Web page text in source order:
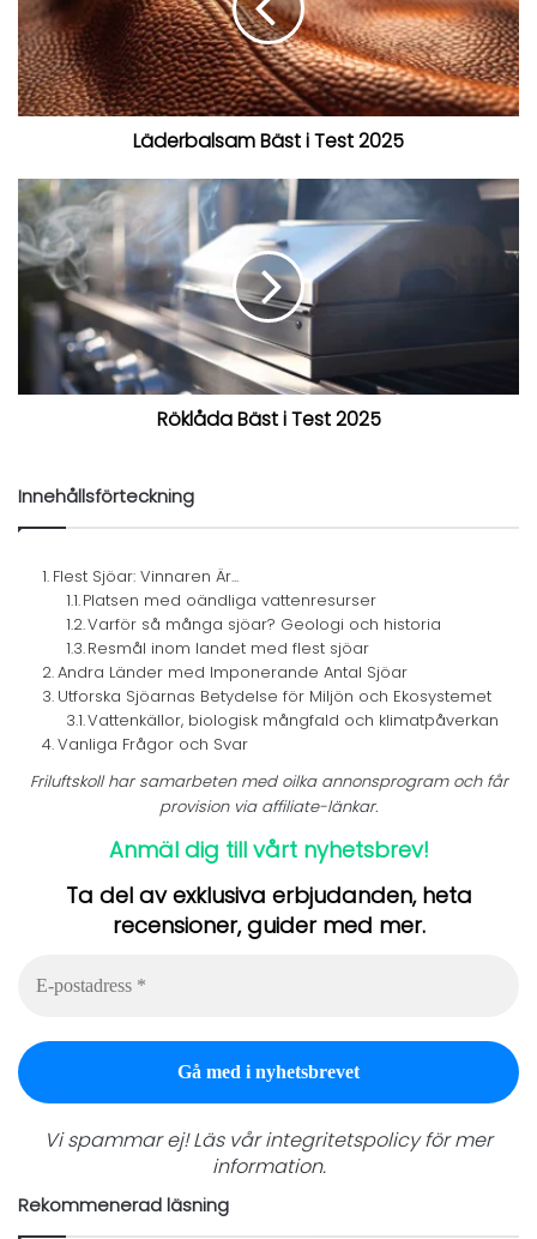
Läderbalsam Bäst i Test 2025
Röklåda Bäst i Test 2025
Innehållsförteckning
Flest Sjöar: Vinnaren Är...
Platsen med oändliga vattenresurser
Varför så många sjöar? Geologi och historia
Resmål inom landet med flest sjöar
Andra Länder med Imponerande Antal Sjöar
Utforska Sjöarnas Betydelse för Miljön och Ekosystemet
Vattenkällor, biologisk mångfald och klimatpåverkan
Vanliga Frågor och Svar
Friluftskoll har samarbeten med oilka annonsprogram och får
provision via affiliate-länkar.
Anmäl dig till vårt nyhetsbrev!
Ta del av exklusiva erbjudanden, heta
recensioner, guider med mer.
Vi spammar ej! Läs vårintegritetspolicyför mer
information.
Rekommenerad läsning